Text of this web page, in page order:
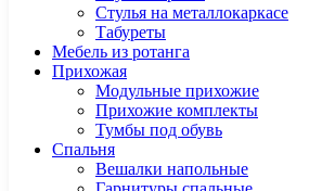
Стулья на металлокаркасе
Табуреты
Мебель из ротанга
Прихожая
Модульные прихожие
Прихожие комплекты
Тумбы под обувь
Спальня
Вешалки напольные